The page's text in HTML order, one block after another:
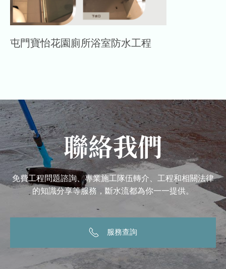
屯門寶怡花園廁所浴室防水工程
聯絡我們
免費工程問題諮詢、專業施工隊伍轉介、工程和相關法律
的知識分享等服務，斷水流都為你一一提供。
服務查詢